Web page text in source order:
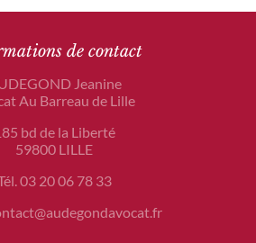
de contact
Jeanine
Au Barreau de Lille
bd de la Liberté
59800 LILLE
03 20 06 78 33